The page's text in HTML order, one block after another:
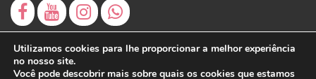
Utilizamos cookies para lhe proporcionar a melhor experiência
no nosso site.
Você pode descobrir mais sobre quais os cookies que estamos